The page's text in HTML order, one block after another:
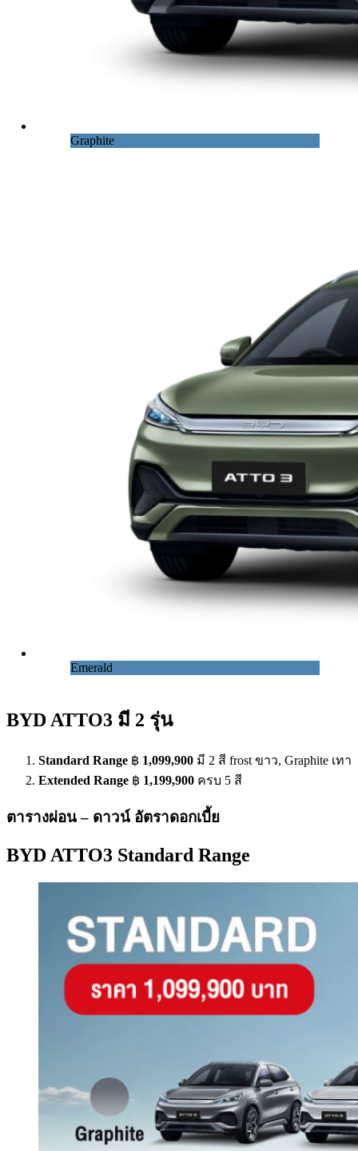
Graphite
Emerald
BYD ATTO3 มี 2 รุ่น
Standard Range ฿ 1,099,900 มี 2 สี frost ขาว, Graphite เทา
Extended Range ฿ 1,199,900 ครบ 5 สี
ตารางผ่อน – ดาวน์ อัตราดอกเบี้ย
BYD ATTO3 Standard Range